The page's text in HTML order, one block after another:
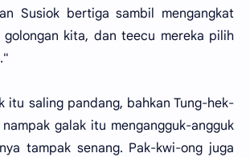
Susiok bertiga sambil mengangkat
kita, dan teecu mereka pilih
itu saling pandang, bahkan Tung-hek-
galak itu mengangguk-angguk
tampak senang. Pak-kwi-ong juga